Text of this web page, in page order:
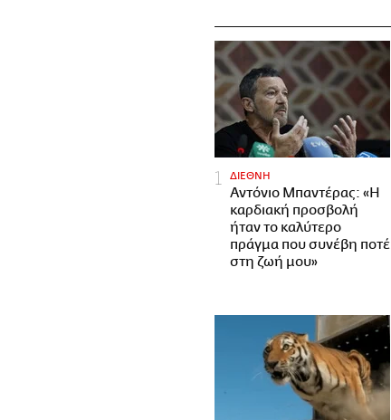
ΔΙΕΘΝΗ
Αντόνιο Μπαντέρας: «Η
καρδιακή προσβολή
ήταν το καλύτερο
πράγμα που συνέβη ποτέ
στη ζωή μου»